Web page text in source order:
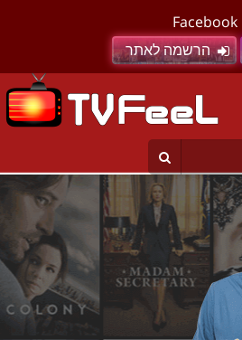
Facebook
הרשמה לאתר